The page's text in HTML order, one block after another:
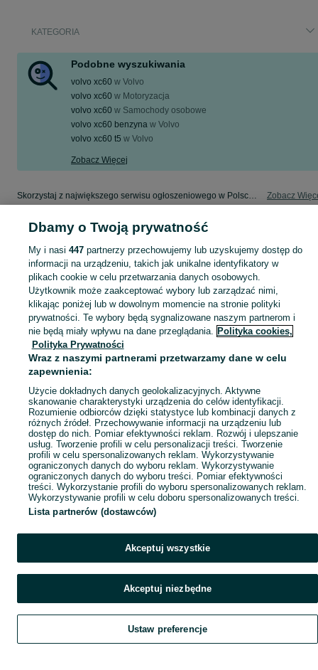
KATEGORIA
Podobne wyszukiwania
volvo xc60 w Volvo
volvo xc60 w Motoryzacja
volvo xc60 w Samochody osobowe
volvo xc60 benzyna w Volvo
volvo xc60 t5 w Volvo
Zobacz Więcej
Skorzystaj z największego serwisu ogłoszeniowego w Polsce! volvo xc60 - kupuj lub sprzedawaj jeszcze wygodniej w kategorii Dostawcze! Zobacz
Mapa kategorii
Mapa miejscowości
Mapa ministron
Popularne wyszukiwania
Szukaj Obserwujesz Dodaj Czat Konto
Dbamy o Twoją prywatność
My i nasi 447partnerzy przechowujemy lub uzyskujemy dostęp do
informacji na urządzeniu, takich jak unikalne identyfikatory w
plikach cookie w celu przetwarzania danych osobowych.
Użytkownik może zaakceptować wybory lub zarządzać nimi,
klikając poniżej lub w dowolnym momencie na stronie polityki
prywatności. Te wybory będą sygnalizowane naszym partnerom i
nie będą miały wpływu na dane przeglądania. Polityka cookies,
Polityka Prywatności
Wraz z naszymi partnerami przetwarzamy dane w celu
zapewnienia:
Użycie dokładnych danych geolokalizacyjnych. Aktywne
skanowanie charakterystyki urządzenia do celów identyfikacji.
Rozumienie odbiorców dzięki statystyce lub kombinacji danych z
różnych źródeł. Przechowywanie informacji na urządzeniu lub
dostęp do nich. Pomiar efektywności reklam. Rozwój i ulepszanie
usług. Tworzenie profili w celu personalizacji treści. Tworzenie
profili w celu spersonalizowanych reklam. Wykorzystywanie
ograniczonych danych do wyboru reklam. Wykorzystywanie
ograniczonych danych do wyboru treści. Pomiar efektywności
treści. Wykorzystanie profili do wyboru spersonalizowanych reklam.
Wykorzystywanie profili w celu doboru spersonalizowanych treści.
Lista partnerów (dostawców)
Akceptuj wszystkie
Akceptuj niezbędne
Ustaw preferencje